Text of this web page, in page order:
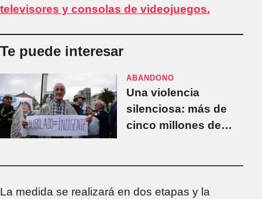
televisores y consolas de videojuegos.
Te puede interesar
ABANDONO
Una violencia
silenciosa: más de
cinco millones de
políticas del
La medida se realizará en dos etapas y la